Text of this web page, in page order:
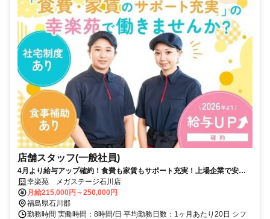
店舗スタッフ(一般社員)
4月より給与アップ確約！食費も家賃もサポート充実！上場企業で安定
して働きませんか？
幸楽苑 メガステージ石川店
月給215,000円～250,000円
福島県石川郡
勤務時間 実働時間：8時間/日 平均勤務日数：1ヶ月あたり20日 シフ